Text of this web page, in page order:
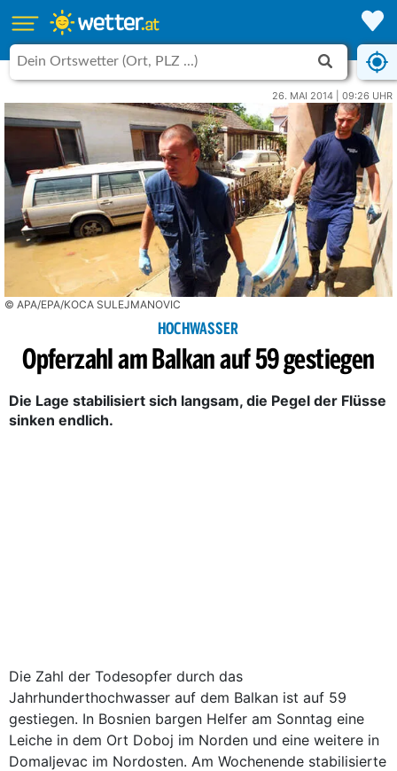
26. MAI 2014 | 09:26 UHR
© APA/EPA/KOCA SULEJMANOVIC
HOCHWASSER
Opferzahl am Balkan auf 59 gestiegen
Die Lage stabilisiert sich langsam, die Pegel der Flüsse
sinken endlich.
Die Zahl der Todesopfer durch das
Jahrhunderthochwasser auf dem Balkan ist auf 59
gestiegen. In Bosnien bargen Helfer am Sonntag eine
Leiche in dem Ort Doboj im Norden und eine weitere in
Domaljevac im Nordosten. Am Wochenende stabilisierte